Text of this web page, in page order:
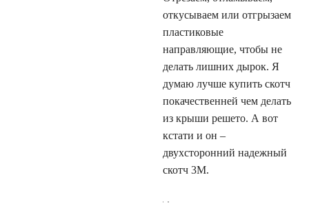
откусываем или отгрызаем
пластиковые
направляющие, чтобы не
делать лишних дырок. Я
думаю лучше купить скотч
покачественней чем делать
из крыши решето. А вот
кстати и он –
двухсторонний надежный
скотч 3М.